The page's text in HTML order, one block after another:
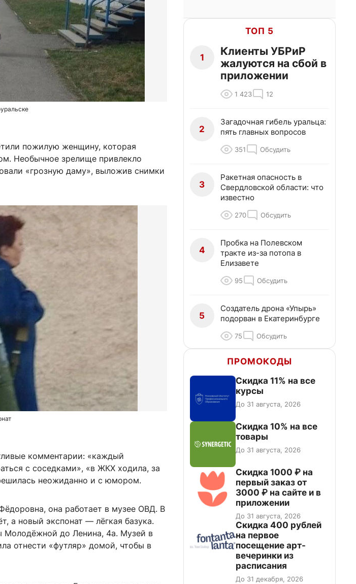
пожилую женщину, которая
Необычное зрелище привлекло
«грозную даму», выложив снимки
комментарии: «каждый
с соседками», «в ЖКХ ходила, за
неожиданно и с юмором.
она работает в музее ОВД. В
а новый экспонат — лёгкая базука.
Молодёжной до Ленина, 4а. Музей в
отнести «футляр» домой, чтобы в
ТОП 5
1
Клиенты УБРиР
жалуются на сбой в
приложении
1 423 12
2
Загадочная гибель уральца:
пять главных вопросов
351 Обсудить
3
Ракетная опасность в
Свердловской области: что
известно
270 Обсудить
4
Пробка на Полевском
тракте из-за потопа в
Елизавете
95 Обсудить
5
Создатель дрона «Упырь»
подорван в Екатеринбурге
75 Обсудить
ПРОМОКОДЫ
Скидка 11% на все
курсы
До 31 августа, 2026
Скидка 10% на все
товары
До 31 августа, 2026
Скидка 1000 ₽ на
первый заказ от
3000 ₽ на сайте и в
приложении
До 31 августа, 2026
Cкидка 400 рублей
на первое
посещение арт-
вечеринки из
расписания
До 31 декабря, 2026